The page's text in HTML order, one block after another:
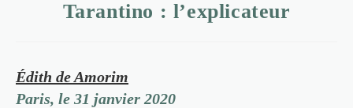
Tarantino : l’explicateur
Édith de Amorim
Paris, le 31 janvier 2020